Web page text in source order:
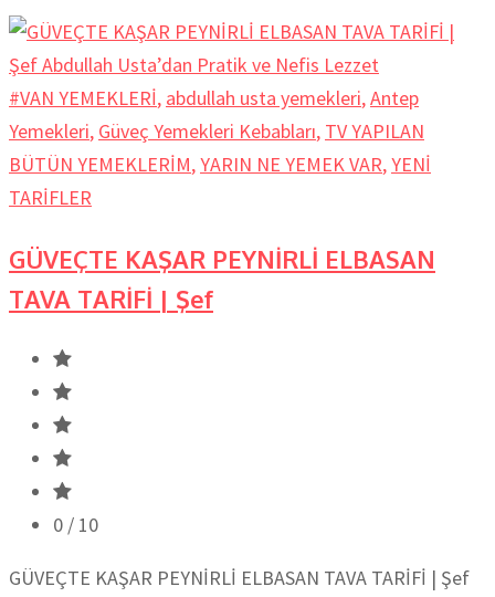
#VAN YEMEKLERİ, abdullah usta yemekleri,Antep
Yemekleri, Güveç Yemekleri Kebabları, TV YAPILAN
BÜTÜN YEMEKLERİM,YARIN NE YEMEK VAR,YENİ
TARİFLER
GÜVEÇTE KAŞAR PEYNİRLİ ELBASAN
TAVA TARİFİ | Şef
0 / 10
GÜVEÇTE KAŞAR PEYNİRLİ ELBASAN TAVA TARİFİ | Şef